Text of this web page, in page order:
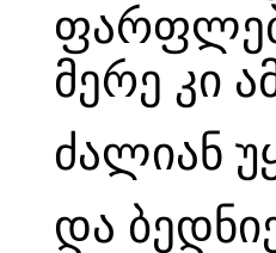
მერე კი
ძალიან
და